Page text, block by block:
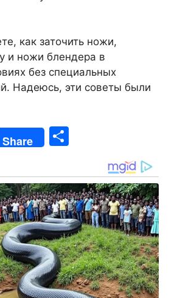
как заточить ножи,
и ножи блендера в
без специальных
Надеюсь, эти советы были
Share
ar
e